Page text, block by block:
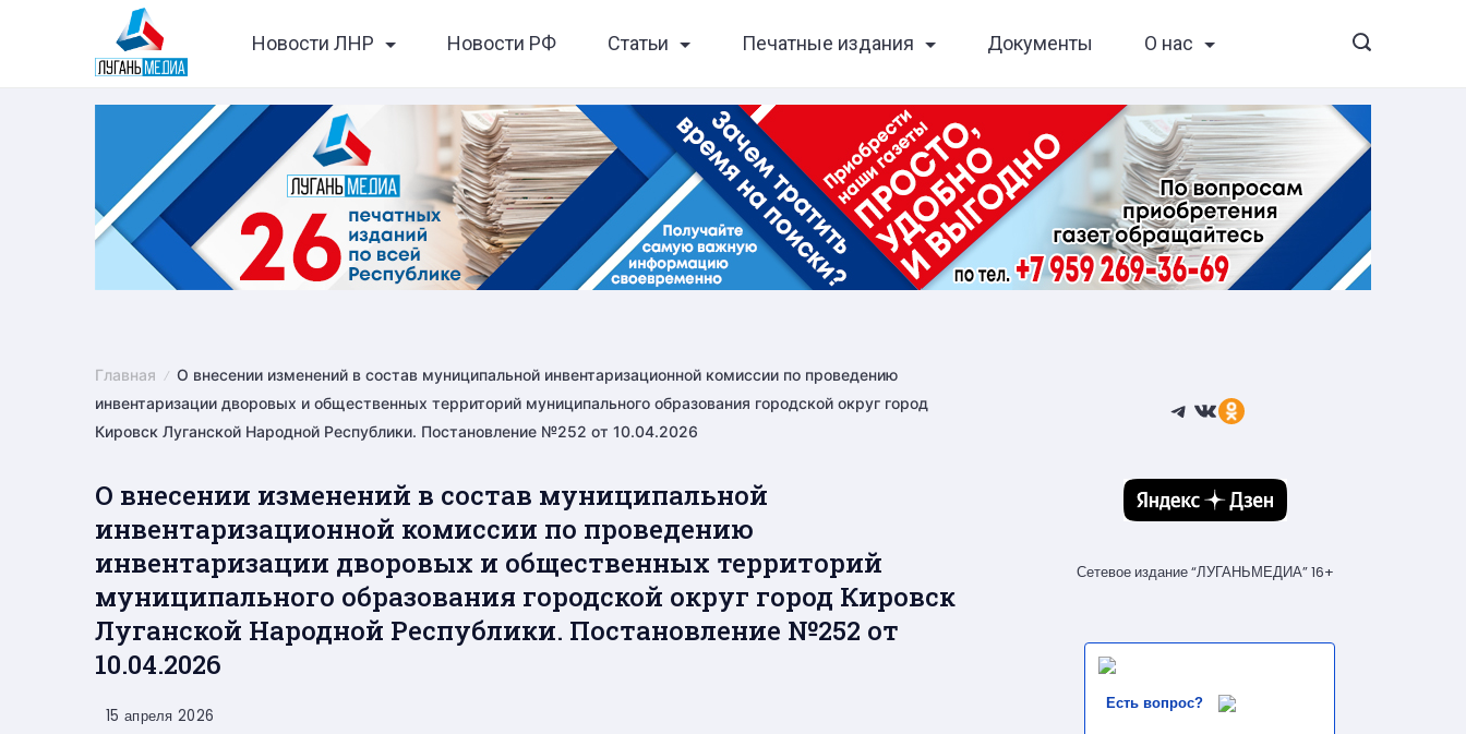
Новости ЛНР Новости РФ Статьи Печатные издания Документы О нас
Главная
О внесении изменений в состав муниципальной инвентаризационной комиссии по проведению
инвентаризации дворовых и общественных территорий муниципального образования городской округ город
Кировск Луганской Народной Республики. Постановление №252 от 10.04.2026
О внесении изменений в состав муниципальной
инвентаризационной комиссии по проведению
инвентаризации дворовых и общественных территорий
муниципального образования городской округ город Кировск
Луганской Народной Республики. Постановление №252 от
10.04.2026
15 апреля 2026
Telegram
ВКонтакте
Ссылка
Сетевое издание “ЛУГАНЬМЕДИА” 16+
Есть вопрос?